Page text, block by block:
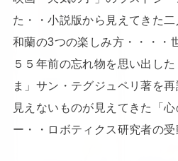
た・・小説版から見えてきた
和蘭の3つの楽しみ方・・・・
５５年前の忘れ物を思い出し
ま」サン・テグジュペリ著を再
見えないものが見えてきた「
ー・・ロボティクス研究者の受